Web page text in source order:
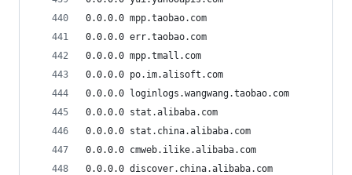
0.0.0.0 mpp.taobao.com
0.0.0.0 err.taobao.com
0.0.0.0 mpp.tmall.com
0.0.0.0 po.im.alisoft.com
0.0.0.0 loginlogs.wangwang.taobao.com
0.0.0.0 stat.alibaba.com
0.0.0.0 stat.china.alibaba.com
0.0.0.0 cmweb.ilike.alibaba.com
0.0.0.0 discover.china.alibaba.com